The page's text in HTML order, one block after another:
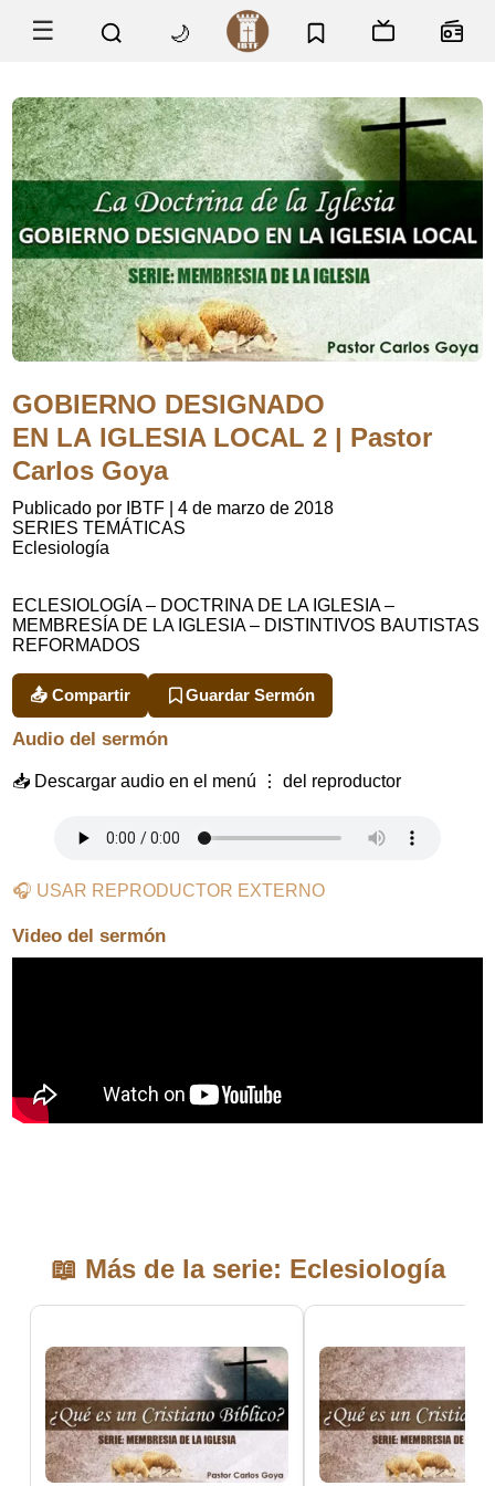
☰ 🌙
GOBIERNO DESIGNADO
EN LA IGLESIA LOCAL 2 | Pastor
Carlos Goya
Publicado por IBTF
4 de marzo de 2018
SERIES TEMÁTICAS
Eclesiología
ECLESIOLOGÍA – DOCTRINA DE LA IGLESIA –
MEMBRESÍA DE LA IGLESIA – DISTINTIVOS BAUTISTAS
REFORMADOS
📤 Compartir Guardar Sermón
Audio del sermón
📥 Descargar audio en el menú ⋮ del reproductor
🎧 USAR REPRODUCTOR EXTERNO
Video del sermón
📖 Más de la serie: Eclesiología